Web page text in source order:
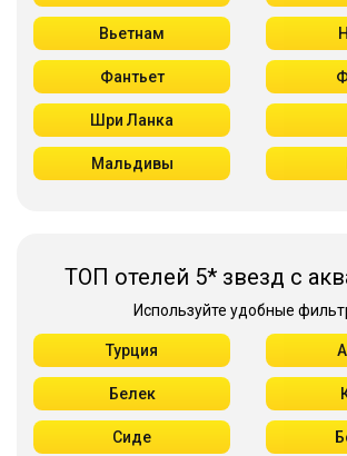
Вьетнам
Фантьет
Шри Ланка
Мальдивы
ТОП отелей 5* звезд с
Используйте удобные
Турция
Белек
Сиде